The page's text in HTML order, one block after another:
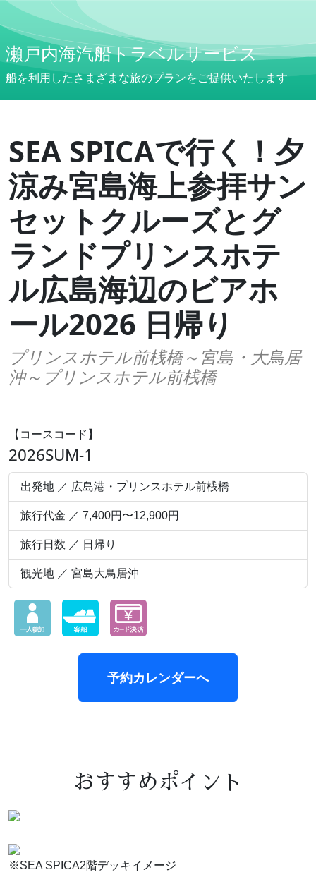
瀬戸内海汽船トラベルサービス
船を利用したさまざまな旅のプランをご提供いたします
SEA SPICAで行く！夕
涼み宮島海上参拝サン
セットクルーズとグ
ランドプリンスホテ
ル広島海辺のビアホ
ール2026 日帰り
プリンスホテル前桟橋～宮島・大鳥居
沖～プリンスホテル前桟橋
【コースコード】
2026SUM-1
出発地 ／ 広島港・プリンスホテル前桟橋
旅行代金 ／ 7,400円〜12,900円
旅行日数 ／ 日帰り
観光地 ／ 宮島大鳥居沖
予約カレンダーへ
おすすめポイント
※SEA SPICA2階デッキイメージ